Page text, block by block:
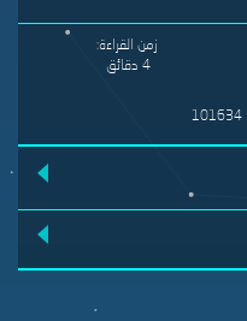
زمن القراءة
4 دقائق
101634